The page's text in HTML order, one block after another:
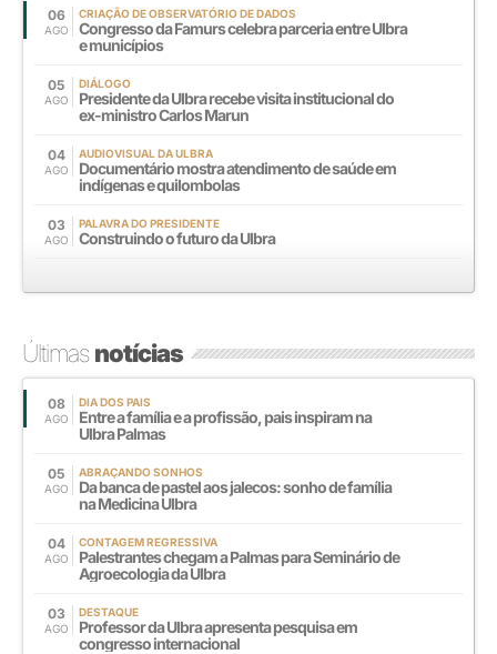
06
AGO
CRIAÇÃO DE OBSERVATÓRIO DE DADOS
Congresso da Famurs celebra parceria entre Ulbra
e municípios
05
AGO
DIÁLOGO
Presidente da Ulbra recebe visita institucional do
ex-ministro Carlos Marun
04
AGO
AUDIOVISUAL DA ULBRA
Documentário mostra atendimento de saúde em
indígenas e quilombolas
03
AGO
PALAVRA DO PRESIDENTE
Construindo o futuro da Ulbra
Últimasnotícias
08
AGO
DIA DOS PAIS
Entre a família e a profissão, pais inspiram na
Ulbra Palmas
05
AGO
ABRAÇANDO SONHOS
Da banca de pastel aos jalecos: sonho de família
na Medicina Ulbra
04
AGO
CONTAGEM REGRESSIVA
Palestrantes chegam a Palmas para Seminário de
Agroecologia da Ulbra
03
AGO
DESTAQUE
Professor da Ulbra apresenta pesquisa em
congresso internacional